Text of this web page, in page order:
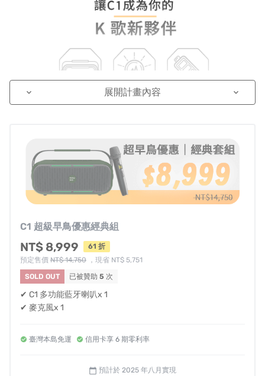
有了NOWGO C1藍牙音響，手機就是你的AI雲端 KTV助
理！
無論是與朋友聚會、家庭聚餐，還是戶外露營，NOWGO
C1藍牙喇叭都能為你帶來震撼音效與無限歡樂。搭載先進
的藍牙5.3技術，
業K歌APP（如歡歌、全民Party等），
keyboard_arrow_down 展開計畫內容 keyboard_arrow_down
C1 超級早鳥優惠經典組
NT$ 8,999
61 折
預定售價 NT$ 14,750 ，現省 NT$ 5,751
SOLD OUT
已被贊助 5 次
✔ C1 多功能藍牙喇叭x 1
✔ 麥克風x 1
臺灣本島免運 信用卡享 6 期零利率
calendar_today 預計於 2025 年八月實現